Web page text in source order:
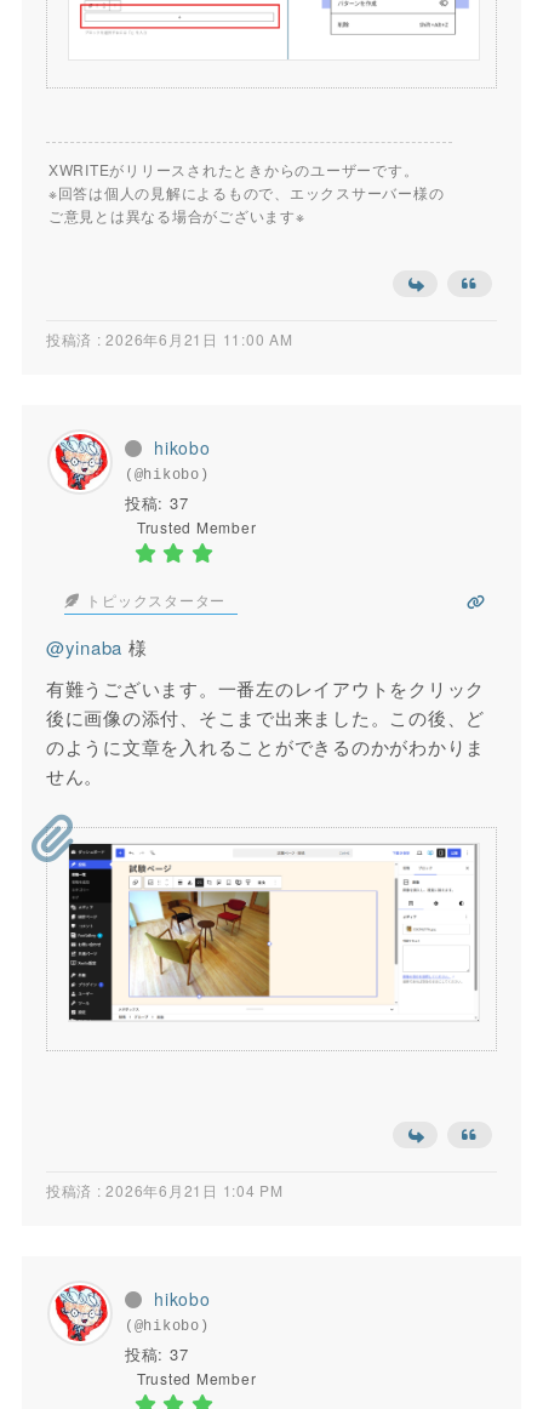
XWRITEがリリースされたときからのユーザーです。
※回答は個人の見解によるもので、エックスサーバー様の
ご意見とは異なる場合がございます※
投稿済 : 2026年6月21日 11:00 AM
hikobo
(@hikobo)
投稿: 37
Trusted Member
トピックスターター
@yinaba 様
有難うございます。一番左のレイアウトをクリック
後に画像の添付、そこまで出来ました。この後、ど
のように文章を入れることができるのかがわかりま
せん。
投稿済 : 2026年6月21日 1:04 PM
hikobo
(@hikobo)
投稿: 37
Trusted Member